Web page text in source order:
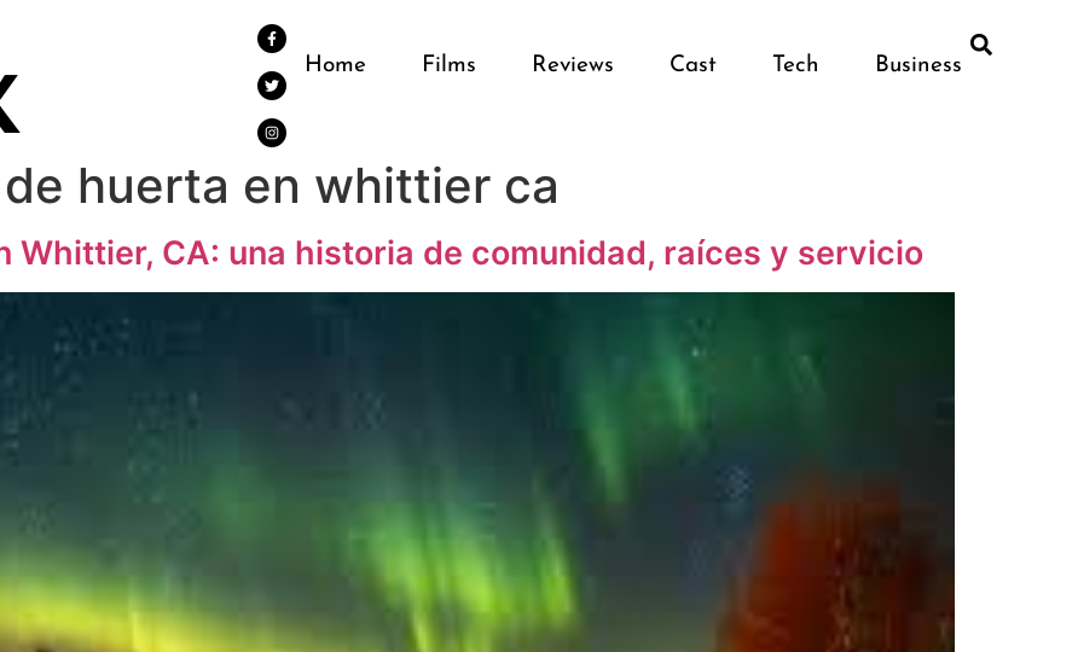
Home Films Reviews Cast Tech Business
huerta en whittier ca
Whittier, CA: una historia de comunidad, raíces y servicio